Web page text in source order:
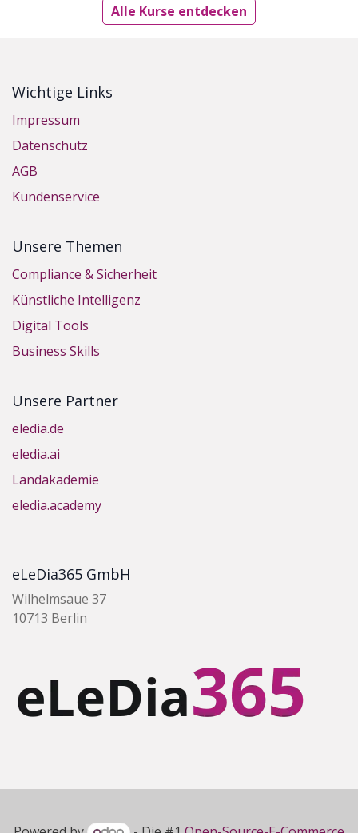
Alle Kurse entdecken
Wichtige Links
Impressum
Datenschutz
AGB
Kundenservice
Unsere Themen
Compliance & Sicherheit
Künstliche Intelligenz
Digital Tools
Business Skills
Unsere Partner
eledia.de
eledia.ai
Landakademie
eledia.academy
eLeDia365 GmbH
Wilhelmsaue 37
10713 Berlin